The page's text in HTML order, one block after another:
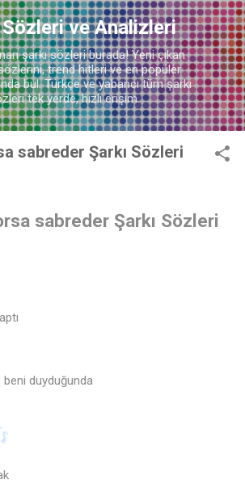
Ana içeriğe atla
Sözleri ve Analizleri
şarkı sözleri burada! Yeni çıkan
sözlerini, trend hitleri ve en popüler
bul. Türkçe ve yabancı tüm şarkı
tek yerde, hızlı erişim.
sabreder Şarkı Sözleri
sabreder Şarkı Sözleri
beni duyduğunda